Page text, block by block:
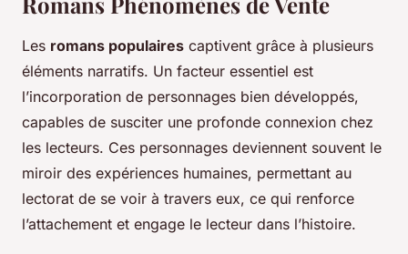
Les romans populaires captivent grâce à plusieurs
éléments narratifs. Un facteur essentiel est
l’incorporation de personnages bien développés,
capables de susciter une profonde connexion chez
les lecteurs. Ces personnages deviennent souvent le
miroir des expériences humaines, permettant au
lectorat de se voir à travers eux, ce qui renforce
l’attachement et engage le lecteur dans l’histoire.